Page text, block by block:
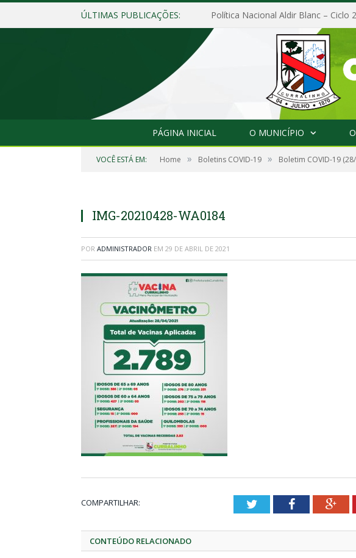
ÚLTIMAS PUBLICAÇÕES: Política Nacional Aldir Blanc – Ciclo 2
PÁGINA INICIAL O MUNICÍPIO
VOCÊ ESTÁ EM: Home » Boletins COVID-19 » Boletim COVID-19
IMG-20210428-WA0184
POR ADMINISTRADOR EM 29 DE ABRIL DE 2021
COMPARTILHAR: TwitterFacebook
CONTEÚDO RELACIONADO